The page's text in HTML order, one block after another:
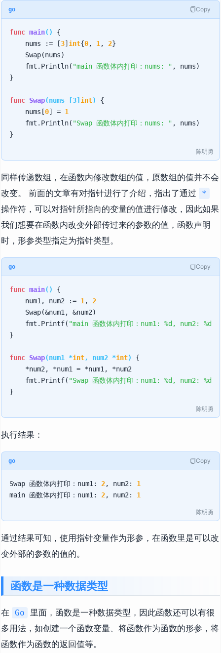
go Copy
func main()
{
    nums := [
3] int{0, 1 , 2}
    Swap(nums)
    fmt.Println(
"main 函数体内打印：nums: " , nums)
}
func Swap(nums [3] int)
{
    nums[
0] = 1
    fmt.Println(
"Swap 函数体内打印：nums: " , nums)
陈明勇
同样传递数组，在函数内修改数组的值，原数组的值并不会
改变。 前面的文章有对指针进行了介绍，指出了通过
*
操作符，可以对指针所指向的变量的值进行修改，因此如果
我们想要在函数内改变外部传过来的参数的值，函数声明
时，形参类型指定为指针类型。
go Copy
func main()
{
    num1, num2 :=
1 , 2
    Swap(&num1, &num2)
    fmt.Printf(
"main 函数体内打印：num1: %d, num2: %d"
}
func Swap(num1 *int, num2 *int)
{
    *num2, *num1 = *num1, *num2
    fmt.Printf(
"Swap 函数体内打印：num1: %d, num2:
陈明勇
执行结果：
go Copy
Swap 函数体内打印：num1: 2, num2: 1
main 函数体内打印：num1: 2, num2: 1
陈明勇
通过结果可知，使用指针变量作为形参，在函数里是可以改
变外部的参数的值的。
函数是一种数据类型
在 Go
里面，函数是一种数据类型，因此函数还可以有很
多用法，如创建一个函数变量、将函数作为函数的形参，将
函数作为函数的返回值等。